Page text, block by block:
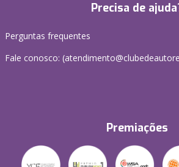
Precisa de
Perguntas frequentes
Fale conosco:
Premiações